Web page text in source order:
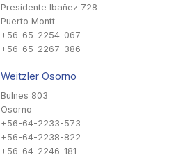
Presidente Ibañez 728
Puerto Montt
+56-65-2254-067
+56-65-2267-386
Weitzler Osorno
Bulnes 803
Osorno
+56-64-2233-573
+56-64-2238-822
+56-64-2246-181